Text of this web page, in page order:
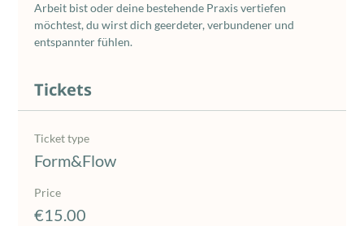
Arbeit bist oder deine bestehende Praxis vertiefen
möchtest, du wirst dich geerdeter, verbundener und
entspannter fühlen.
Tickets
Ticket type
Form&Flow
Price
€15.00